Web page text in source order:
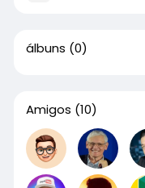
álbuns (0)
Amigos (10)